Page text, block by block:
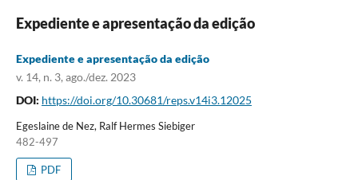
Expediente e apresentação da edição
Expediente e apresentação da edição
v. 14, n. 3, ago./dez. 2023
DOI: https://doi.org/10.30681/reps.v14i3.12025
Egeslaine de Nez, Ralf Hermes Siebiger
482-497
PDF